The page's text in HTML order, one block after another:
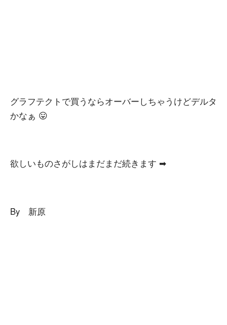
グラフテクトで買うならオーバーしちゃうけどデルタ
かなぁ 😛
欲しいものさがしはまだまだ続きます ➡
By 新原